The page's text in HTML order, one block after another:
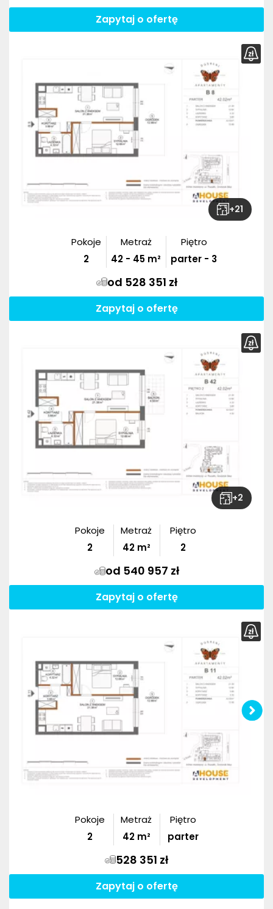
Zapytaj o ofertę
+21
Pokoje
2
Metraż
42 - 45 m²
Piętro
parter - 3
od 528 351 zł
Zapytaj o ofertę
+2
Pokoje
2
Metraż
42m²
Piętro
2
od 540 957 zł
Zapytaj o ofertę
Pokoje
2
Metraż
42m²
Piętro
parter
528 351 zł
Zapytaj o ofertę